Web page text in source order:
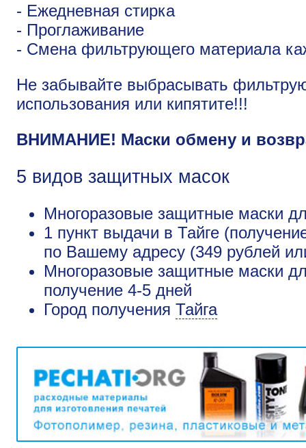
- Ежедневная стирка
- Проглаживание
- Смена фильтрующего материала
Не забывайте выбрасывать
использования или кипятите!!!
ВНИМАНИЕ! Маски обмену и
5 видов защитных масок
Многоразовые защитные маски
1 пункт выдачи в Тайге
по Вашему адресу (349 рублей
Многоразовые защитные маски
получение 4-5 дней
Город получения Тайга